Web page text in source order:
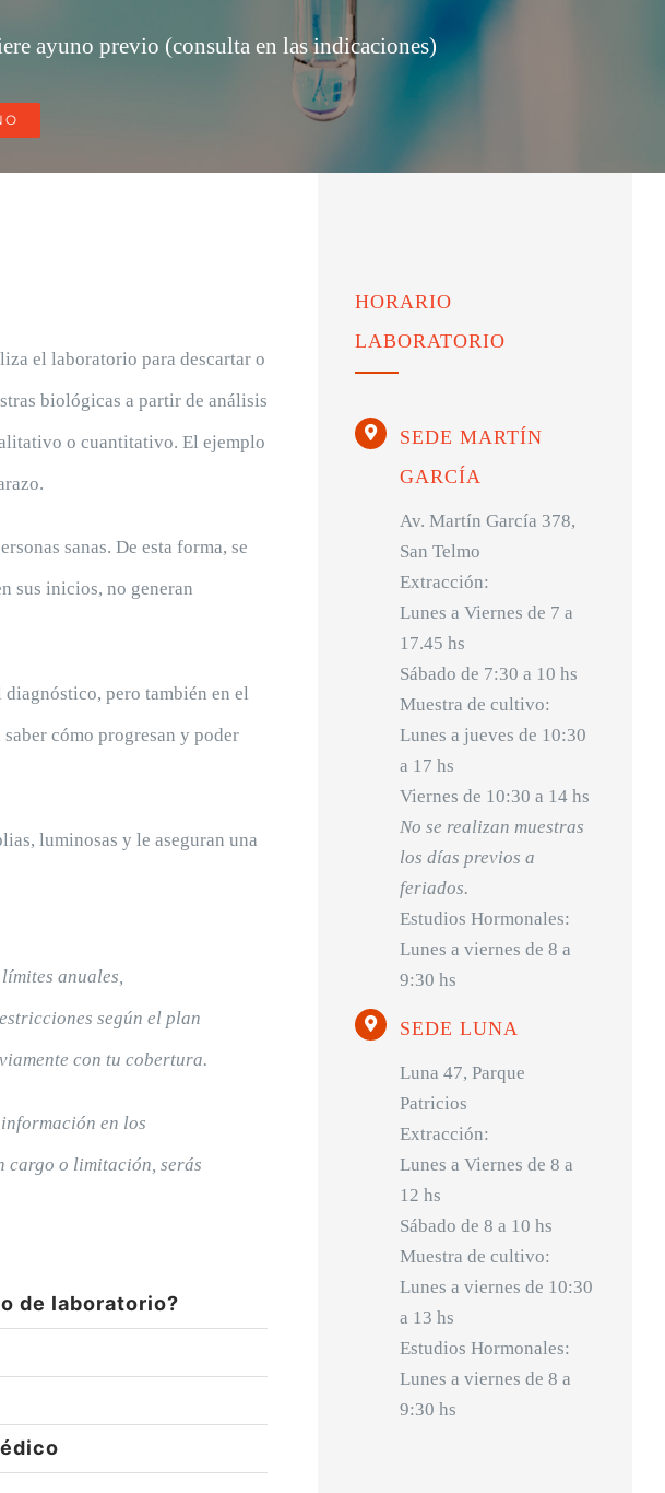
ayuno previo (consulta en las indicaciones)
el laboratorio para descartar o
biológicas a partir de análisis
o cuantitativo. El ejemplo
sanas. De esta forma, se
sus inicios, no generan
pero también en el
cómo progresan y poder
luminosas y le aseguran una
anuales,
según el plan
con tu cobertura.
en los
cargo o limitación, serás
de laboratorio?
HORARIO
LABORATORIO
SEDE MARTÍN
GARCÍA
Av. Martín García 378,
San Telmo
Extracción:
Lunes a Viernes de 7 a
17.45 hs
Sábado de 7:30 a 10 hs
Muestra de cultivo:
Lunes a jueves de 10:30
a 17 hs
Viernes de 10:30 a 14 hs
No se realizan muestras
los días previos a
feriados.
Estudios Hormonales:
Lunes a viernes de 8 a
9:30 hs
SEDE LUNA
Luna 47, Parque
Patricios
Extracción:
Lunes a Viernes de 8 a
12 hs
Sábado de 8 a 10 hs
Muestra de cultivo:
Lunes a viernes de 10:30
a 13 hs
Estudios Hormonales:
Lunes a viernes de 8 a
9:30 hs